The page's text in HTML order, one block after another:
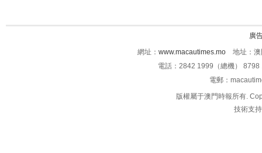
廣
網址： www.macautimes.mo 地址：澳
電話：2842 1999（總機）
電郵：
版權屬于澳門時報所有.
技術支